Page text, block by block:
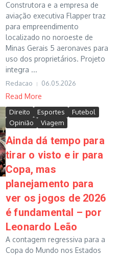
Construtora e a empresa de
aviação executiva Flapper traz
para empreendimento
localizado no noroeste de
Minas Gerais 5 aeronaves para
uso dos proprietários. Projeto
integra ...
Redacao 06.05.2026
Read More
Direito Esportes
Futebol
Opinião
Viagem
Ainda dá tempo para
tirar o visto e ir para
Copa, mas
planejamento para
ver os jogos de 2026
é fundamental – por
Leonardo Leão
A contagem regressiva para a
Copa do Mundo nos Estados